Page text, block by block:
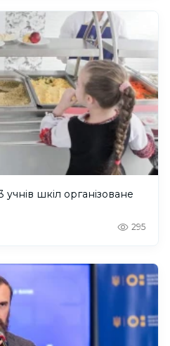
шкіл організоване
295